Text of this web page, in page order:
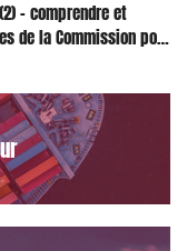
– comprendre et
de la Commission pour